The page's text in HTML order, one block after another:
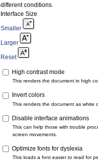
different conditions.
Interface Size
Smaller
Larger
Reset
High contrast mode
This renders the document in high
Invert colors
This renders the document as white
Disable interface animations
This can help those with trouble
screen movements.
Optimize fonts for dyslexia
This loads a font easier to read for